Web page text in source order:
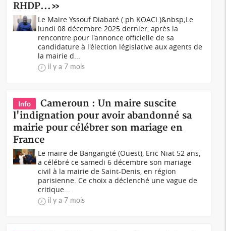
RHDP...»
Le Maire Yssouf Diabaté (.ph KOACI.)&nbsp;Le
lundi 08 décembre 2025 dernier, après la
rencontre pour l'annonce officielle de sa
candidature à l'élection législative aux agents de
la mairie d...
il y a 7 mois
Info
Cameroun : Un maire suscite
l'indignation pour avoir abandonné sa
mairie pour célébrer son mariage en
France
Le maire de Bangangté (Ouest), Eric Niat 52 ans,
a célébré ce samedi 6 décembre son mariage
civil à la mairie de Saint-Denis, en région
parisienne. Ce choix a déclenché une vague de
critique...
il y a 7 mois